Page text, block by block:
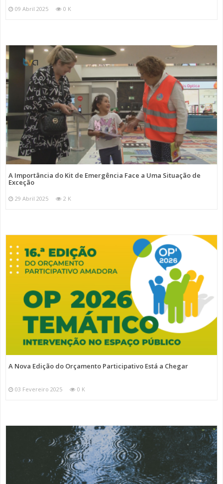
09 Abril 2025 0 K
A Importância do Kit de Emergência Face a Uma Situação de
Exceção
29 Abril 2025 2 K
A Nova Edição do Orçamento Participativo Está a Chegar
03 Fevereiro 2025 0 K